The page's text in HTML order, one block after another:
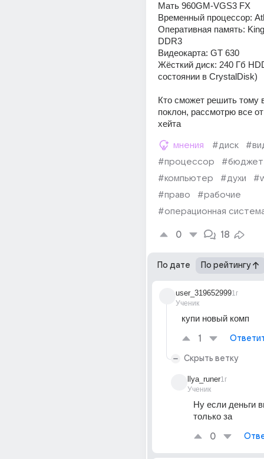
Мать 960GM-VGS3 FX
Временный процессор:
Оперативная память:
DDR3
Видеокарта: GT 630
Жёсткий диск: 240 Гб
состоянии в CrystalDisk)
Кто сможет решить тому
поклон, рассмотрю все
хейта
мнения #диск
#процессор
#бюджет
#компьютер
#духи
#право
#рабочие
#операционная
0 18
По дате По рейтингу
user_319652999
Ученик
1г
купи новый комп
1
Скрыть ветку
llya_runer
Ученик
1г
Ну если деньги
только за
0